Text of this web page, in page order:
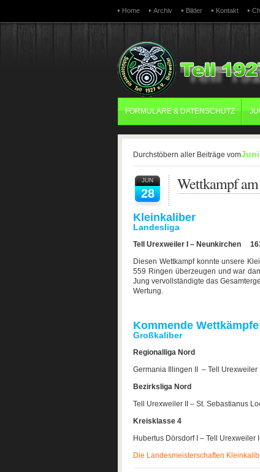
Home Archiv Bilder Kontakt
FORMULARE & DATENSCHUTZ
Durchstöbern aller Beiträge vom
JUN
28 Wettkampf
Kleinkaliber
Landesliga
Tell Urexweiler I – Neunkirchen
Diesen Wettkampf konnte unsere
559 Ringen überzeugen und war
Jung vervollständigte das
Wertung.
Kommende Wettkämpfe
Großkaliber
Regionalliga Nord
Germania Illingen II – Tell Urexweiler I
Bezirksliga Nord
Tell Urexweiler II – St. Sebastianus
Kreisklasse 4
Hubertus Dörsdorf I – Tell Urexweiler III
Die Landesmeisterschaften